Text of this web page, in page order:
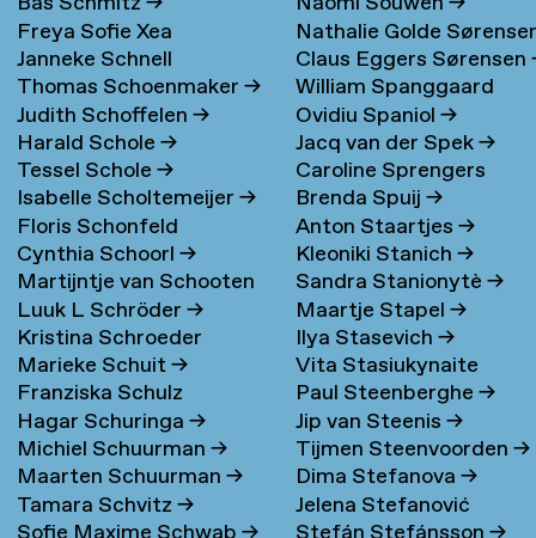
Freya Sofie Xea
Schneevoigt→
Janneke Schnell
Thomas Schoenmaker→
Judith Schoffelen→
Harald Schole→
Tessel Schole→
Isabelle Scholtemeijer→
Floris Schonfeld
Cynthia Schoorl→
Martijntje van Schooten
→
Luuk L Schröder→
Kristina Schroeder
Marieke Schuit→
Franziska Schulz
Hagar Schuringa→
Michiel Schuurman→
Maarten Schuurman→
Tamara Schvitz→
Nathalie Golde
→
Claus Eggers Sørensen
William Spanggaard
Nielsen→
Ovidiu Spaniol→
Jacq van der Spek→
Caroline Sprengers
Brenda Spuij→
Anton Staartjes→
Kleoniki Stanich→
Sandra Stanionytè→
Maartje Stapel→
Ilya Stasevich→
Vita Stasiukynaite
Paul Steenberghe→
Jip van Steenis→
Tijmen Steenvoorden→
Dima Stefanova→
Jelena Stefanović